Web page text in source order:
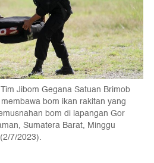
Jibom Gegana Satuan Brimob
bom ikan rakitan yang
bom di lapangan Gor
Sumatera Barat, Minggu
(2/7/2023).